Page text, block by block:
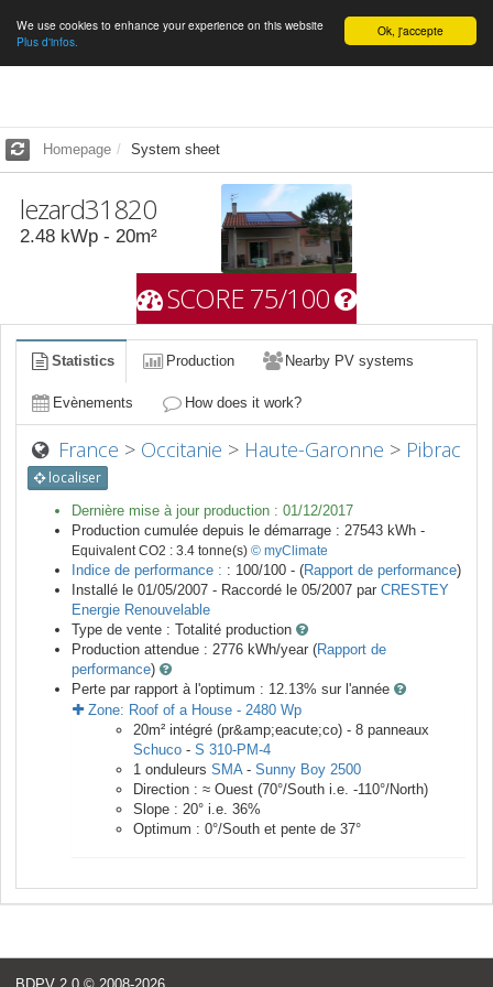
English Ok, j'accepte
We use cookies to enhance your experience on this website
Plus d'infos.
Homepage System sheet
lezard31820
2.48 kWp - 20m²
SCORE 75/100
Statistics Production Nearby PV systems
Evènements How does it work?
France > Occitanie > Haute-Garonne > Pibrac
localiser
Dernière mise à jour production : 01/12/2017
Production cumulée depuis le démarrage : 27543 kWh -
Equivalent CO2 : 3.4 tonne(s) © myClimate
Indice de performance : : 100/100 - (Rapport de performance)
Installé le 01/05/2007 - Raccordé le 05/2007 par CRESTEY
Energie Renouvelable
Type de vente : Totalité production
Production attendue : 2776 kWh/year (Rapport de
performance)
Perte par rapport à l'optimum : 12.13% sur l'année
Zone: Roof of a House - 2480 Wp
20m² intégré (pr&amp;eacute;co) - 8 panneaux
Schuco - S 310-PM-4
1 onduleurs SMA- Sunny Boy 2500
Direction : ≈ Ouest (70°/South i.e. -110°/North)
Slope : 20° i.e. 36%
Optimum : 0°/South et pente de 37°